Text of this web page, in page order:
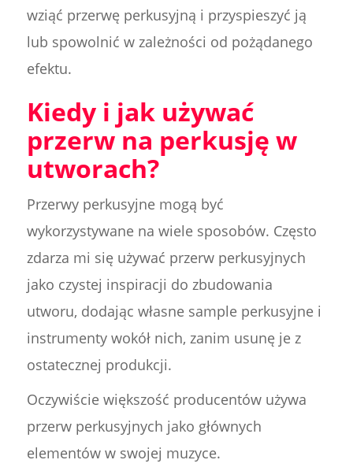
wziąć przerwę perkusyjną i przyspieszyć ją
lub spowolnić w zależności od pożądanego
efektu.
Kiedy i jak używać
przerw na perkusję w
utworach?
Przerwy perkusyjne mogą być
wykorzystywane na wiele sposobów. Często
zdarza mi się używać przerw perkusyjnych
jako czystej inspiracji do zbudowania
utworu, dodając własne sample perkusyjne i
instrumenty wokół nich, zanim usunę je z
ostatecznej produkcji.
Oczywiście większość producentów używa
przerw perkusyjnych jako głównych
elementów w swojej muzyce.